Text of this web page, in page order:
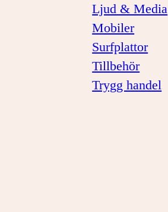
Ljud & Media
Mobiler
Surfplattor
Tillbehör
Trygg handel